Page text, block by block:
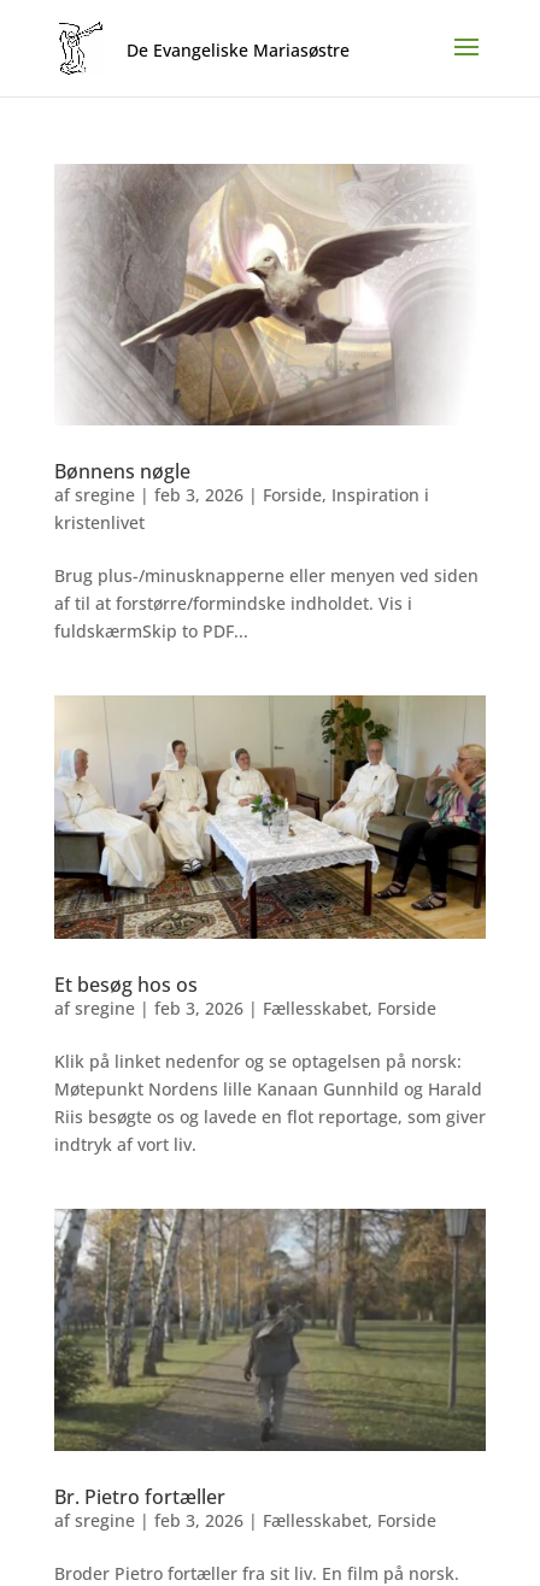
Bønnens nøgle
afsregine| feb 3, 2026| Forside, Inspiration i
kristenlivet
Brug plus-/minusknapperne eller menyen ved siden
af til at forstørre/formindske indholdet. Vis i
fuldskærmSkip to PDF...
Et besøg hos os
afsregine| feb 3, 2026| Fællesskabet, Forside
Klik på linket nedenfor og se optagelsen på norsk:
Møtepunkt Nordens lille Kanaan Gunnhild og Harald
Riis besøgte os og lavede en flot reportage, som giver
indtryk af vort liv.
Br. Pietro fortæller
afsregine| feb 3, 2026| Fællesskabet, Forside
Broder Pietro fortæller fra sit liv. En film på norsk.